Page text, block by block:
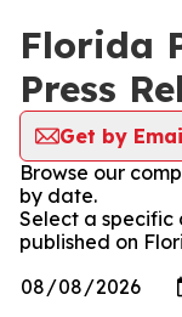
Florida
Press
Get by
Browse our
by date.
Select a specific
published on